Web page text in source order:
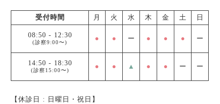
受付時間 月 火 水 木 金 土 日
08:50 - 12:30
(診察9:00〜) ● ● ー ● ● ● ー
14:50 - 18:30
(診察15:00〜) ● ● ▲ ● ● ー ー
【休診日 : 日曜日・祝日】